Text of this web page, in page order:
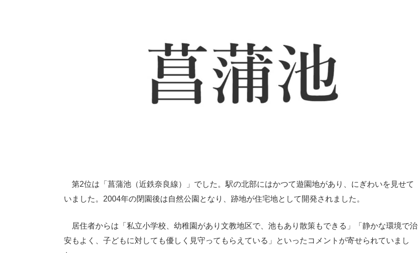
第2位は「菖蒲池（近鉄奈良線）」でした。駅の北部にはかつて遊園地があり、にぎわいを見せて
いました。2004年の閉園後は自然公園となり、跡地が住宅地として開発されました。
居住者からは「私立小学校、幼稚園があり文教地区で、池もあり散策もできる」「静かな環境で治
安もよく、子どもに対しても優しく見守ってもらえている」といったコメントが寄せられていまし